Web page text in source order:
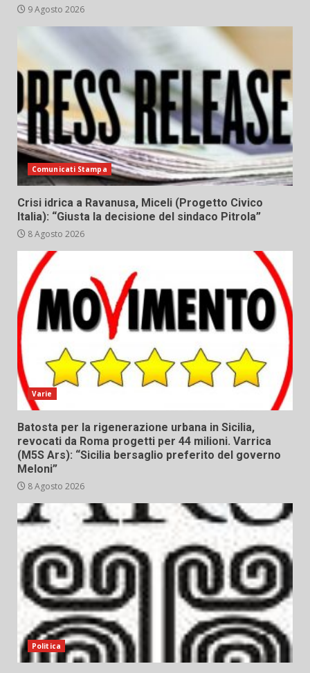
9 Agosto 2026
Comunicati Stampa
Crisi idrica a Ravanusa, Miceli (Progetto Civico
Italia): “Giusta la decisione del sindaco Pitrola”
8 Agosto 2026
Varie
Batosta per la rigenerazione urbana in Sicilia,
revocati da Roma progetti per 44 milioni. Varrica
(M5S Ars): “Sicilia bersaglio preferito del governo
Meloni”
8 Agosto 2026
Politica